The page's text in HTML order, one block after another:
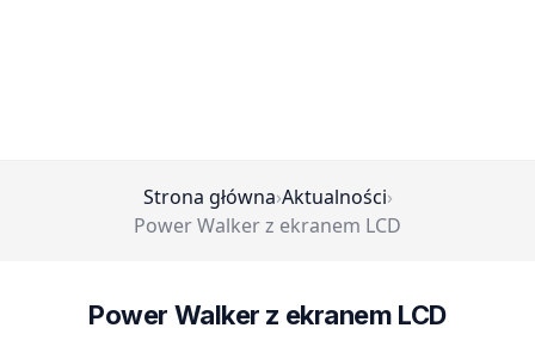
Strona główna›Aktualności›
Power Walker z ekranem LCD
Power Walker z ekranem LCD